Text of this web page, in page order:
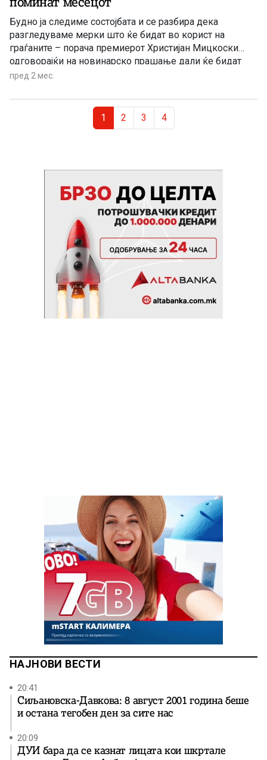
Будно ја следиме состојбата и се разбира дека
разгледуваме мерки што ќе бидат во корист на
граѓаните – порача премиерот Христијан Мицкоски
одговорајќи на новинарско прашање дали ќе бидат
донесени нови економски таргет-мерки имајќи ја
дека просечната инфлација е под 4,5 во првите четири
месеци и, како што рече, „е една од најниските, ако не
и најниска во регионот“.
пред 2 мес.
Current Page
1 Page
2 Page
3 Page
4
НАЈНОВИ ВЕСТИ
20:41
Сиљановска-Давкова: 8 август 2001 година беше
и остана тегобен ден за сите нас
20:09
ДУИ бара да се казнат лицата кои шкртале